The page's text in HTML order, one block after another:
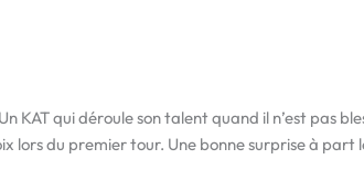
KAT qui déroule son talent quand il n’est pas
lors du premier tour. Une bonne surprise à